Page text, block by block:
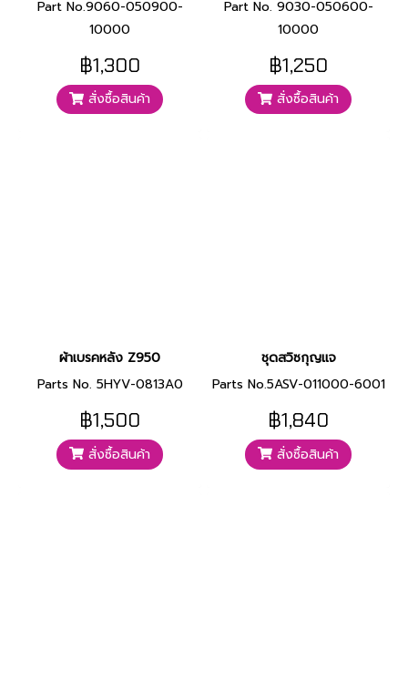
Part No.9060-050900-
10000
฿1,300
สั่งซื้อสินค้า
Part No. 9030-050600-
10000
฿1,250
สั่งซื้อสินค้า
ผ้าเบรคหลัง Z950
Parts No. 5HYV-0813A0
฿1,500
สั่งซื้อสินค้า
ชุดสวิซกุญแจ
Parts No.5ASV-011000-6001
฿1,840
สั่งซื้อสินค้า